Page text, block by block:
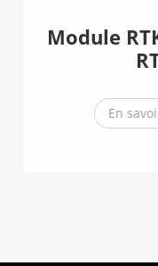
Module
En